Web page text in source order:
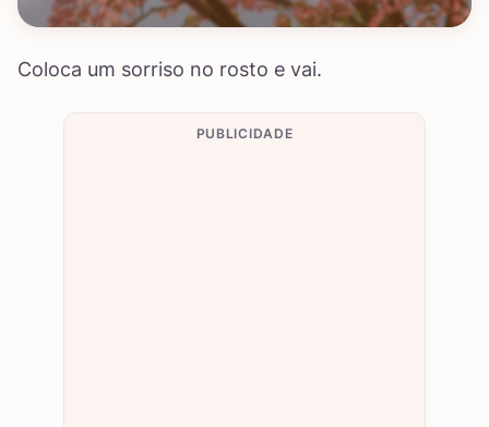
Coloca um sorriso no rosto e vai.
PUBLICIDADE